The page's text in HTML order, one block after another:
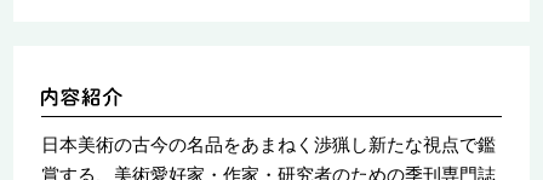
日本美術の古今の名品をあまねく渉猟し新たな視点で鑑
賞する、美術愛好家・作家・研究者のための季刊専門誌